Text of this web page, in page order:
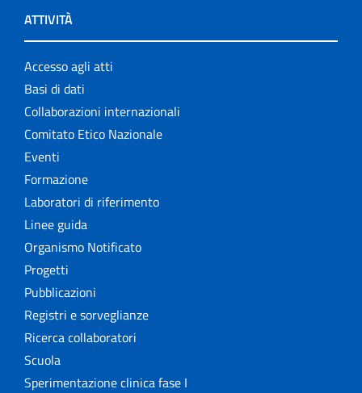
ATTIVITÀ
Accesso agli atti
Basi di dati
Collaborazioni internazionali
Comitato Etico Nazionale
Eventi
Formazione
Laboratori di riferimento
Linee guida
Organismo Notificato
Progetti
Pubblicazioni
Registri e sorveglianze
Ricerca collaboratori
Scuola
Sperimentazione clinica fase I